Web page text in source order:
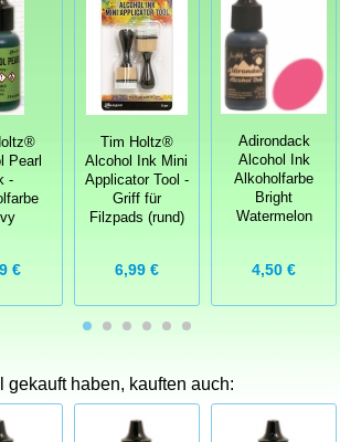
Pearl
-
€
Tim Holtz®
Alcohol Ink Mini
Applicator Tool -
Griff für
Filzpads (rund)
6,99 €
Adirondack
Alcohol Ink
Alkoholfarbe
Bright
Watermelon
4,50 €
gekauft haben, kauften auch: